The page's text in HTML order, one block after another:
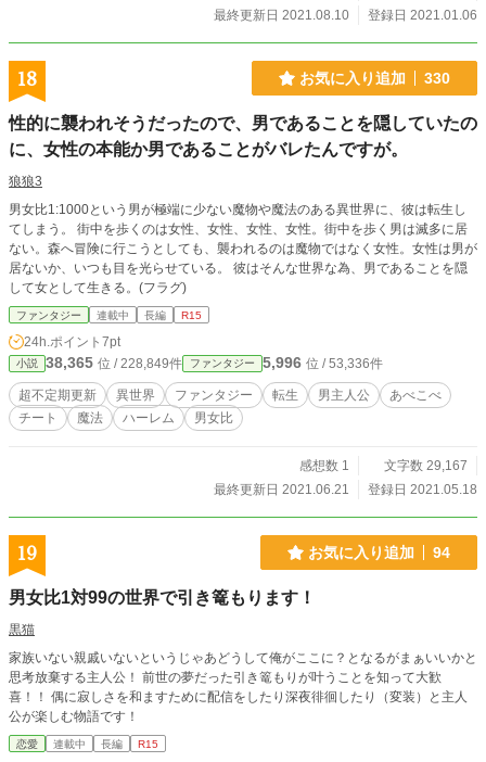
最終更新日 2021.08.10
登録日 2021.01.06
18 お気に入り追加 330
性的に襲われそうだったので、男であることを隠していたの
に、女性の本能か男であることがバレたんですが。
狼狼3
男女比1:1000という男が極端に少ない魔物や魔法のある異世界に、彼は転生し
てしまう。 街中を歩くのは女性、女性、女性、女性。街中を歩く男は滅多に居
ない。森へ冒険に行こうとしても、襲われるのは魔物ではなく女性。女性は男が
居ないか、いつも目を光らせている。 彼はそんな世界な為、男であることを隠
して女として生きる。(フラグ)
ファンタジー 連載中 長編 R15
24h.ポイント 7pt
小説 38,365 位 / 228,849件 ファンタジー 5,996 位 / 53,336件
超不定期更新 異世界 ファンタジー 転生 男主人公
あべこべ
チート
魔法 ハーレム 男女比
感想数 1
文字数 29,167
最終更新日 2021.06.21
登録日 2021.05.18
19 お気に入り追加 94
男女比1対99の世界で引き篭もります！
黒猫
家族いない親戚いないというじゃあどうして俺がここに？となるがまぁいいかと
思考放棄する主人公！ 前世の夢だった引き篭もりが叶うことを知って大歓
喜！！ 偶に寂しさを和ますために配信をしたり深夜徘徊したり（変装）と主人
公が楽しむ物語です！
恋愛 連載中 長編 R15